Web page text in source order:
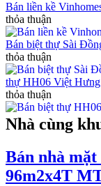
Bán liền kề
thỏa thuận
Bán biệt thự Sài
thỏa thuận
thự HH06 Việt
thỏa thuận
Nhà cùng
Bán nhà mặt
96m2x4T